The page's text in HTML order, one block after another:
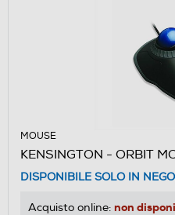
MOUSE
KENSINGTON - ORBIT
DISPONIBILE SOLO IN
Acquisto online: non